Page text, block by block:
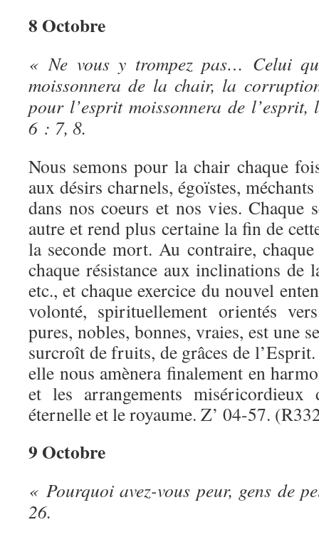
8 Octobre
« Ne vous y trompez pas… Celui
moissonnera de la chair, la
pour l’esprit moissonnera de
6 : 7, 8.
Nous semons pour la chair chaque
aux désirs charnels, égoïstes,
dans nos coeurs et nos vies. Chaque
autre et rend plus certaine la fin de
la seconde mort. Au contraire,
chaque résistance aux inclinations de
etc., et chaque exercice du nouvel
volonté, spirituellement orientés
pures, nobles, bonnes, vraies, est une
surcroît de fruits, de grâces de
elle nous amènera finalement en
et les arrangements
éternelle et le royaume. Z’ 04-57.
9 Octobre
« Pourquoi avez-vous peur, gens de
26.